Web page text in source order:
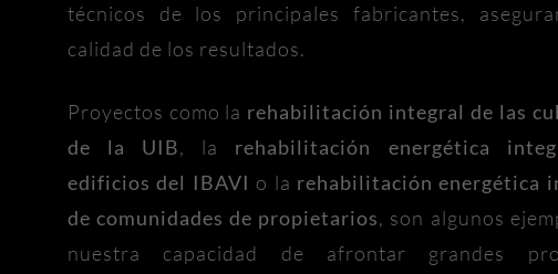
técnicos de los principales fabricantes,
calidad de los resultados.
Proyectos como la rehabilitación integral de las
de la UIB, la rehabilitación energética
edificios del IBAVI o la rehabilitación energética
de comunidades de propietarios, son algunos
nuestra capacidad de afrontar grandes